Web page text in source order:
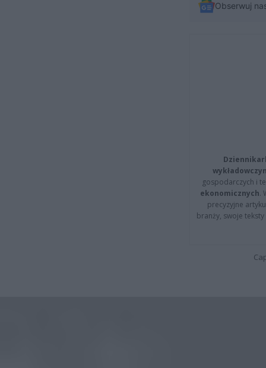
Obserwuj
gospodarczych i
ekonomicznych.
precyzyjne
branży, swoje